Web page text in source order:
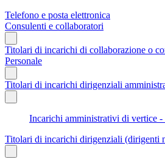
Telefono e posta elettronica
Consulenti e collaboratori
Titolari di incarichi di collaborazione o
Personale
Titolari di incarichi dirigenziali
Incarichi amministrativi di vertice -
Titolari di incarichi dirigenziali (dirigenti